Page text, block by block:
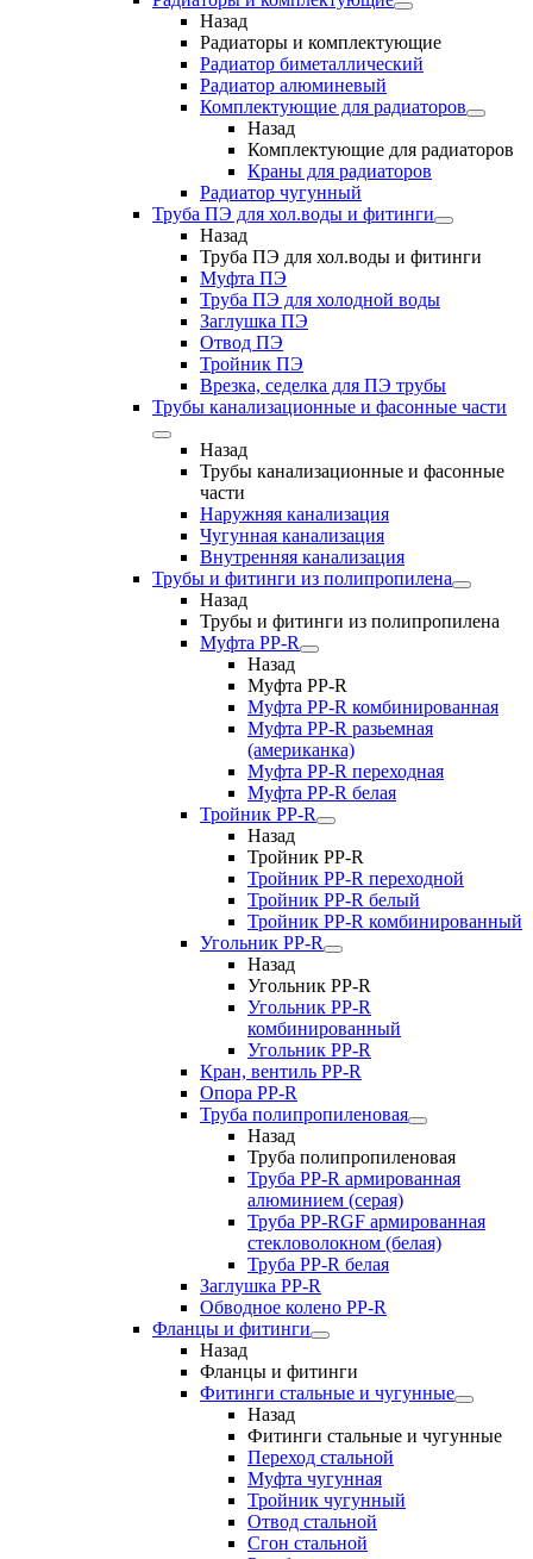
Назад
Радиаторы и комплектующие
Радиатор биметаллический
Радиатор алюминевый
Комплектующие для радиаторов
Назад
Комплектующие для радиаторов
Краны для радиаторов
Радиатор чугунный
Труба ПЭ для хол.воды и фитинги
Назад
Труба ПЭ для хол.воды и фитинги
Муфта ПЭ
Труба ПЭ для холодной воды
Заглушка ПЭ
Отвод ПЭ
Тройник ПЭ
Врезка, седелка для ПЭ трубы
Трубы канализационные и фасонные части
Назад
Трубы канализационные и фасонные
части
Наружняя канализация
Чугунная канализация
Внутренняя канализация
Трубы и фитинги из полипропилена
Назад
Трубы и фитинги из полипропилена
Муфта PP-R
Назад
Муфта PP-R
Муфта РР-R комбинированная
Муфта РР-R разьемная
(американка)
Муфта РР-R переходная
Муфта РР-R белая
Тройник PP-R
Назад
Тройник PP-R
Тройник РР-R переходной
Тройник РР-R белый
Тройник РР-R комбинированный
Угольник PP-R
Назад
Угольник PP-R
Угольник РР-R
комбинированный
Угольник РР-R
Кран, вентиль PP-R
Опора PP-R
Труба полипропиленовая
Назад
Труба полипропиленовая
Труба PP-R армированная
алюминием (серая)
Труба PP-RGF армированная
стекловолокном (белая)
Труба РР-R белая
Заглушка PP-R
Обводное колено PP-R
Фланцы и фитинги
Назад
Фланцы и фитинги
Фитинги стальные и чугунные
Назад
Фитинги стальные и чугунные
Переход стальной
Муфта чугунная
Тройник чугунный
Отвод стальной
Сгон стальной